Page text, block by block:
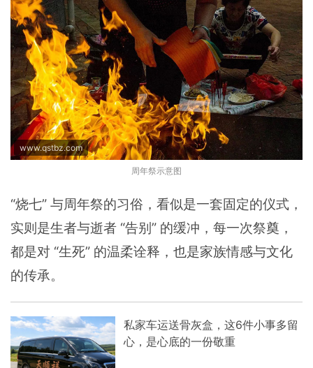
周年祭示意图
www.qstbz.com
“烧七” 与周年祭的习俗，看似是一套固定的仪式，
实则是生者与逝者 “告别” 的缓冲，每一次祭奠，
都是对 “生死” 的温柔诠释，也是家族情感与文化
的传承。
私家车运送骨灰盒，这6件小事多留
心，是心底的一份敬重